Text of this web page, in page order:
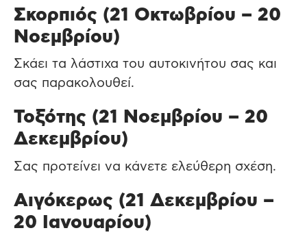
Σκορπιός (21 Οκτωβρίου – 20
Νοεμβρίου)
Σκάει τα λάστιχα του αυτοκινήτου σας και
σας παρακολουθεί.
Τοξότης (21 Νοεμβρίου – 20
Δεκεμβρίου)
Σας προτείνει να κάνετε ελεύθερη σχέση.
Αιγόκερως (21 Δεκεμβρίου –
20 Ιανουαρίου)